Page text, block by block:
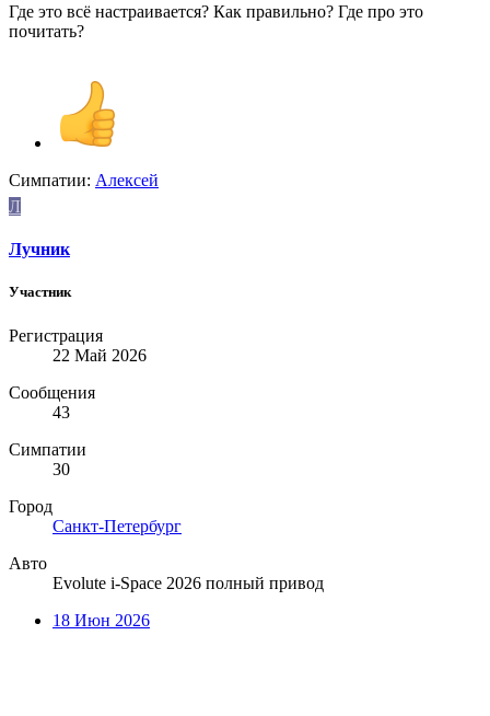
Где это всё настраивается? Как правильно? Где про это
почитать?
Симпатии: Aлексей
Л
Лучник
Участник
Регистрация
22 Май 2026
Сообщения
43
Симпатии
30
Город
Санкт-Петербург
Авто
Evolute i-Space 2026 полный привод
18 Июн 2026